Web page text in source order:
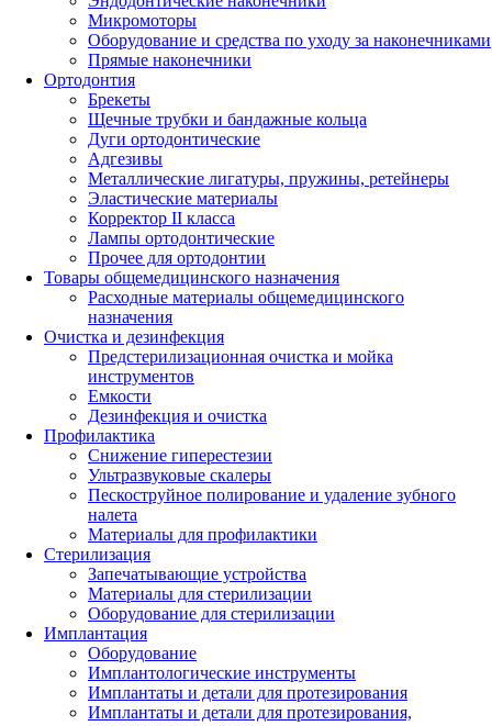
Микромоторы
Оборудование и средства по уходу за наконечниками
Прямые наконечники
Ортодонтия
Брекеты
Щечные трубки и бандажные кольца
Дуги ортодонтические
Адгезивы
Металлические лигатуры, пружины, ретейнеры
Эластические материалы
Корректор II класса
Лампы ортодонтические
Прочее для ортодонтии
Товары общемедицинского назначения
Расходные материалы общемедицинского
назначения
Очистка и дезинфекция
Предстерилизационная очистка и мойка
инструментов
Емкости
Дезинфекция и очистка
Профилактика
Снижение гиперестезии
Ультразвуковые скалеры
Пескоструйное полирование и удаление зубного
налета
Материалы для профилактики
Стерилизация
Запечатывающие устройства
Материалы для стерилизации
Оборудование для стерилизации
Имплантация
Оборудование
Имплантологические инструменты
Имплантаты и детали для протезирования
Имплантаты и детали для протезирования,